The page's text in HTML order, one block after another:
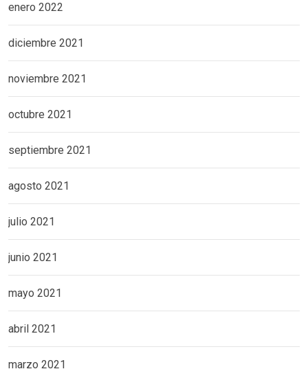
enero 2022
diciembre 2021
noviembre 2021
octubre 2021
septiembre 2021
agosto 2021
julio 2021
junio 2021
mayo 2021
abril 2021
marzo 2021